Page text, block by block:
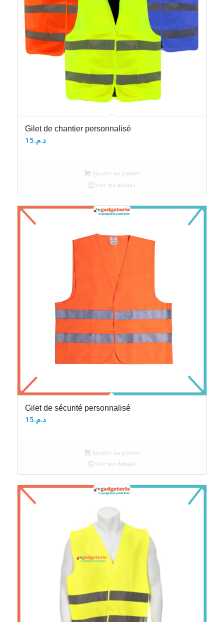
Gilet de chantier personnalisé
د.م.15
Ajouter au panier
Voir les détails
Gilet de sécurité personnalisé
د.م.15
Ajouter au panier
Voir les détails